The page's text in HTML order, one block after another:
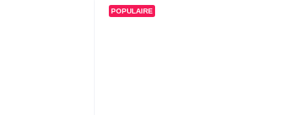
POPULAIRE